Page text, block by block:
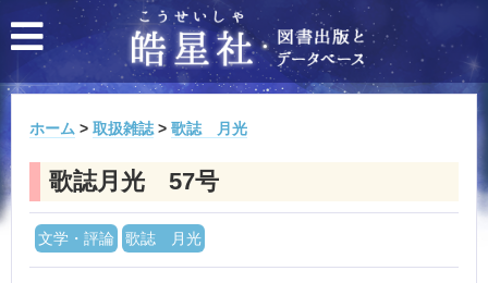
ホーム > 取扱雑誌 > 歌誌 月光
歌誌月光 57号
文学・評論 歌誌 月光